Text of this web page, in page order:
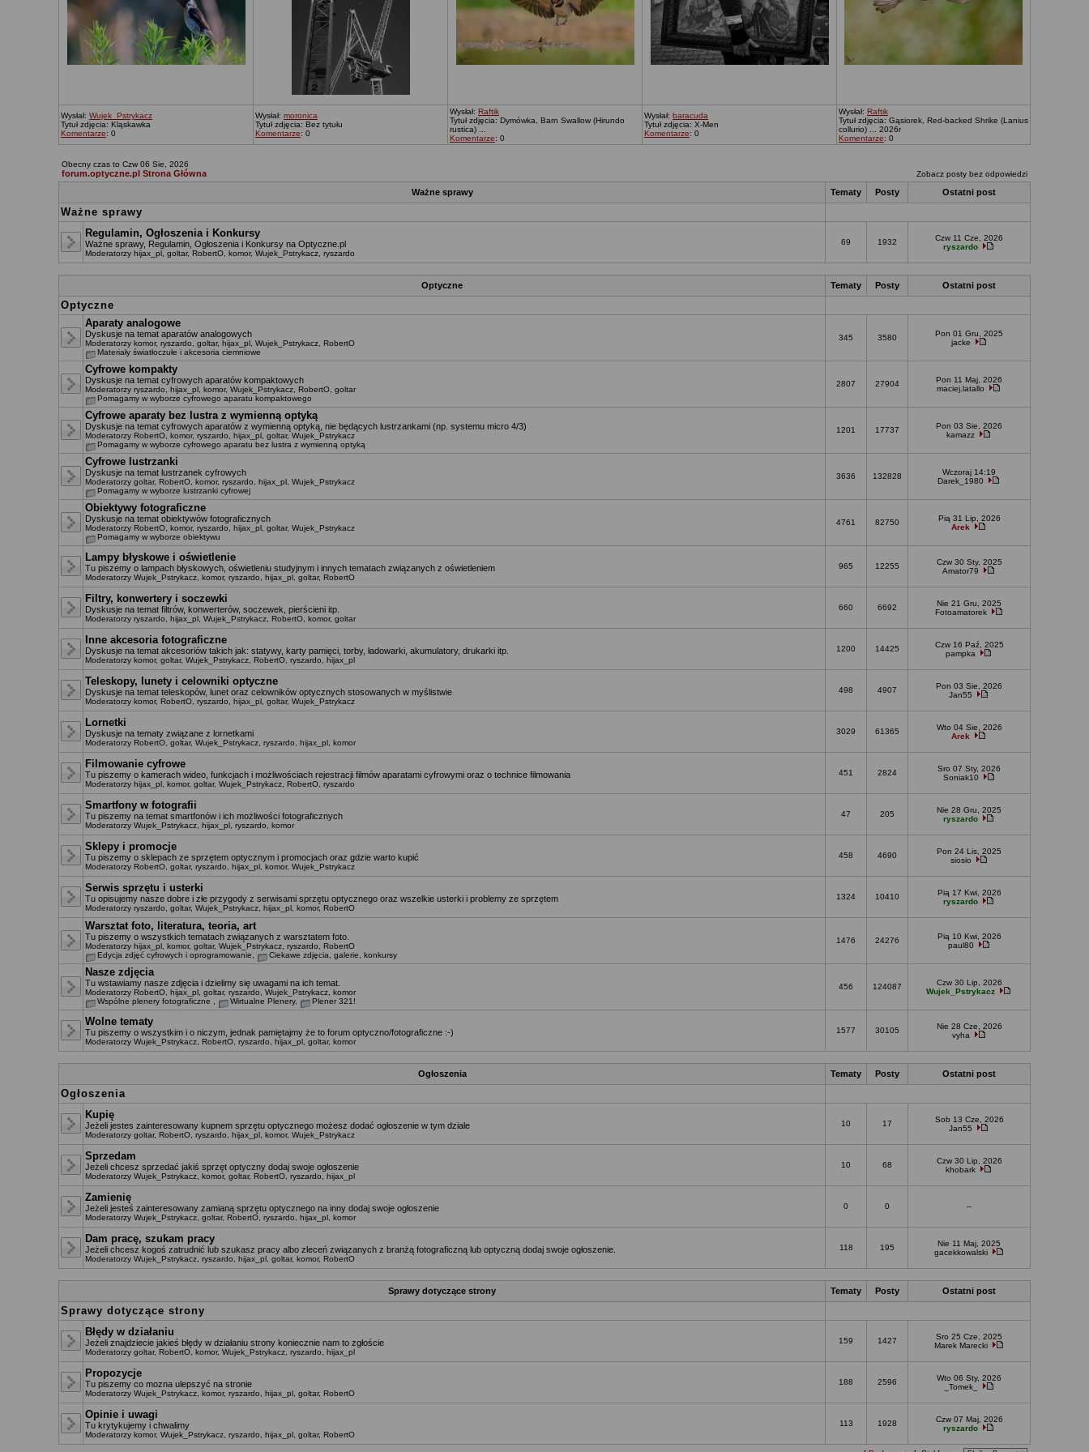
Wysłał: Wujek_Pstrykacz
Tytuł zdjęcia: Kląskawka
Komentarze: 0
Wysłał: moronica
Tytuł zdjęcia: Bez tytułu
Komentarze: 0
Wysłał: Raftik
Tytuł zdjęcia: Dymówka, Barn Swallow (Hirundo
rustica) ...
Komentarze: 0
Wysłał: baracuda
Tytuł zdjęcia: X-Men
Komentarze: 0
Wysłał: Raftik
Tytuł zdjęcia: Gąsiorek, Red-backed Shrike (Lanius
collurio) ... 2026r
Komentarze: 0
Obecny czas to Czw 06 Sie, 2026
forum.optyczne.pl Strona Główna Zobacz posty bez odpowiedzi
Ważne sprawy Tematy Posty Ostatni post
Ważne sprawy
Regulamin, Ogłoszenia i Konkursy
Ważne sprawy, Regulamin, Ogłoszenia i Konkursy na Optyczne.pl
Moderatorzy hijax_pl goltar, RobertO komor, Wujek_Pstrykacz ryszardo
69 1932
Czw 11 Cze, 2026
ryszardo
Optyczne Tematy Posty Ostatni post
Optyczne
Aparaty analogowe
Dyskusje na temat aparatów analogowych
Moderatorzy komor, ryszardo goltar, hijax_pl Wujek_Pstrykacz RobertO
Materiały światłoczułe i akcesoria ciemniowe
345 3580
Pon 01 Gru, 2025
jacke
Cyfrowe kompakty
Dyskusje na temat cyfrowych aparatów kompaktowych
Moderatorzy ryszardo hijax_pl komor, Wujek_Pstrykacz RobertO goltar
Pomagamy w wyborze cyfrowego aparatu kompaktowego
2807 27904
Pon 11 Maj, 2026
maciej.latallo
Cyfrowe aparaty bez lustra z wymienną optyką
Dyskusje na temat cyfrowych aparatów z wymienną optyką, nie będących lustrzankami (np. systemu micro 4/3)
Moderatorzy RobertO komor, ryszardo hijax_pl goltar, Wujek_Pstrykacz
Pomagamy w wyborze cyfrowego aparatu bez lustra z wymienną optyką
1201 17737
Pon 03 Sie, 2026
kamazz
Cyfrowe lustrzanki
Dyskusje na temat lustrzanek cyfrowych
Moderatorzy goltar, RobertO komor, ryszardo hijax_pl Wujek_Pstrykacz
Pomagamy w wyborze lustrzanki cyfrowej
3636 132828
Wczoraj 14:19
Darek_1980
Obiektywy fotograficzne
Dyskusje na temat obiektywów fotograficznych
Moderatorzy RobertO komor, ryszardo hijax_pl goltar, Wujek_Pstrykacz
Pomagamy w wyborze obiektywu
4761 82750
Pią 31 Lip, 2026
Arek
Lampy błyskowe i oświetlenie
Tu piszemy o lampach błyskowych, oświetleniu studyjnym i innych tematach związanych z oświetleniem
Moderatorzy Wujek_Pstrykacz komor, ryszardo hijax_pl goltar, RobertO
965 12255
Czw 30 Sty, 2025
Amator79
Filtry, konwertery i soczewki
Dyskusje na temat filtrów, konwerterów, soczewek, pierścieni itp.
Moderatorzy ryszardo hijax_pl Wujek_Pstrykacz RobertO komor, goltar
660 6692
Nie 21 Gru, 2025
Fotoamatorek
Inne akcesoria fotograficzne
Dyskusje na temat akcesoriów takich jak: statywy, karty pamięci, torby, ładowarki, akumulatory, drukarki itp.
Moderatorzy komor, goltar, Wujek_Pstrykacz RobertO ryszardo hijax_pl
1200 14425
Czw 16 Paź, 2025
pampka
Teleskopy, lunety i celowniki optyczne
Dyskusje na temat teleskopów, lunet oraz celowników optycznych stosowanych w myślistwie
Moderatorzy komor, RobertO ryszardo hijax_pl goltar, Wujek_Pstrykacz
498 4907
Pon 03 Sie, 2026
Jan55
Lornetki
Dyskusje na tematy związane z lornetkami
Moderatorzy RobertO goltar, Wujek_Pstrykacz ryszardo hijax_pl komor
3029 61365
Wto 04 Sie, 2026
Arek
Filmowanie cyfrowe
Tu piszemy o kamerach wideo, funkcjach i możliwościach rejestracji filmów aparatami cyfrowymi oraz o technice filmowania
Moderatorzy hijax_pl komor, goltar, Wujek_Pstrykacz RobertO ryszardo
451 2824
Sro 07 Sty, 2026
Soniak10
Smartfony w fotografii
Tu piszemy na temat smartfonów i ich możliwości fotograficznych
Moderatorzy Wujek_Pstrykacz hijax_pl ryszardo komor
47 205
Nie 28 Gru, 2025
ryszardo
Sklepy i promocje
Tu piszemy o sklepach ze sprzętem optycznym i promocjach oraz gdzie warto kupić
Moderatorzy RobertO goltar, ryszardo hijax_pl komor, Wujek_Pstrykacz
458 4690
Pon 24 Lis, 2025
siosio
Serwis sprzętu i usterki
Tu opisujemy nasze dobre i złe przygody z serwisami sprzętu optycznego oraz wszelkie usterki i problemy ze sprzętem
Moderatorzy ryszardo goltar, Wujek_Pstrykacz hijax_pl komor, RobertO
1324 10410
Pią 17 Kwi, 2026
ryszardo
Warsztat foto, literatura, teoria, art
Tu piszemy o wszystkich tematach związanych z warsztatem foto.
Moderatorzy hijax_pl komor, goltar, Wujek_Pstrykacz ryszardo
RobertO
Edycja zdjęć cyfrowych i oprogramowanie
Ciekawe zdjęcia, galerie, konkursy
1476 24276
Pią 10 Kwi, 2026
paul80
Nasze zdjęcia
Tu wstawiamy nasze zdjęcia i dzielimy się uwagami na ich temat.
Moderatorzy RobertO hijax_pl goltar, ryszardo Wujek_Pstrykacz komor
Wspólne plenery fotograficzne
Wirtualne Plenery, Plener 321!
456 124087
Czw 30 Lip, 2026
Wujek_Pstrykacz
Wolne tematy
Tu piszemy o wszystkim i o niczym, jednak pamiętajmy że to forum optyczno/fotograficzne :-)
Moderatorzy Wujek_Pstrykacz RobertO ryszardo hijax_pl goltar, komor
1577 30105
Nie 28 Cze, 2026
vyha
Ogłoszenia Tematy Posty Ostatni post
Ogłoszenia
Kupię
Jeżeli jestes zainteresowany kupnem sprzętu optycznego możesz dodać ogłoszenie w tym dziale
Moderatorzy goltar, RobertO ryszardo hijax_pl komor, Wujek_Pstrykacz
10 17
Sob 13 Cze, 2026
Jan55
Sprzedam
Jeżeli chcesz sprzedać jakiś sprzęt optyczny dodaj swoje ogłoszenie
Moderatorzy Wujek_Pstrykacz komor, goltar, RobertO ryszardo hijax_pl
10 68
Czw 30 Lip, 2026
khobark
Zamienię
Jeżeli jesteś zainteresowany zamianą sprzętu optycznego na inny dodaj swoje ogłoszenie
Moderatorzy Wujek_Pstrykacz goltar, RobertO ryszardo hijax_pl komor
0 0 --
Dam pracę, szukam pracy
Jeżeli chcesz kogoś zatrudnić lub szukasz pracy albo zleceń związanych z branżą fotograficzną lub optyczną dodaj swoje ogłoszenie.
Moderatorzy Wujek_Pstrykacz ryszardo hijax_pl goltar, komor, RobertO
118 195
Nie 11 Maj, 2025
gacekkowalski
Sprawy dotyczące strony Tematy Posty Ostatni post
Sprawy dotyczące strony
Błędy w działaniu
Jeżeli znajdziecie jakieś błędy w działaniu strony koniecznie nam to zgłoście
Moderatorzy goltar, RobertO komor, Wujek_Pstrykacz ryszardo hijax_pl
159 1427
Sro 25 Cze, 2025
Marek Marecki
Propozycje
Tu piszemy co mozna ulepszyć na stronie
Moderatorzy Wujek_Pstrykacz komor, ryszardo hijax_pl goltar, RobertO
188 2596
Wto 06 Sty, 2026
_Tomek_
Opinie i uwagi
Tu krytykujemy i chwalimy
Moderatorzy komor, Wujek_Pstrykacz ryszardo hijax_pl goltar, RobertO
113 1928
Czw 07 Maj, 2026
ryszardo